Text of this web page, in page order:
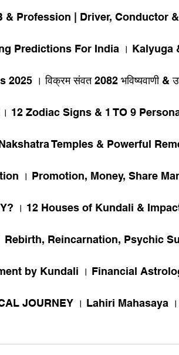
& Profession | Driver, Conductor
Predictions For India । Kalyuga
। विक्रम संवत 2082 भविष्यवाणी &
12 Zodiac Signs & 1 TO 9
Temples & Powerful
। Promotion, Money, Share
। 12 Houses of Kundali &
Rebirth, Reincarnation, Psychic
by Kundali । Financial
JOURNEY । Lahiri Mahasaya